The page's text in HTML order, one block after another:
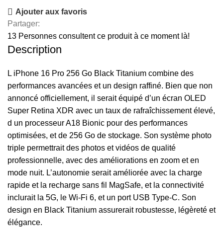
Ajouter aux favoris
Partager:
13 Personnes consultent ce produit à ce moment là!
Description
L iPhone 16 Pro 256 Go Black Titanium combine des
performances avancées et un design raffiné. Bien que non
annoncé officiellement, il serait équipé d’un écran OLED
Super Retina XDR avec un taux de rafraîchissement élevé,
d un processeur A18 Bionic pour des performances
optimisées, et de 256 Go de stockage. Son système photo
triple permettrait des photos et vidéos de qualité
professionnelle, avec des améliorations en zoom et en
mode nuit. L’autonomie serait améliorée avec la charge
rapide et la recharge sans fil MagSafe, et la connectivité
inclurait la 5G, le Wi-Fi 6, et un port USB Type-C. Son
design en Black Titanium assurerait robustesse, légèreté et
élégance.